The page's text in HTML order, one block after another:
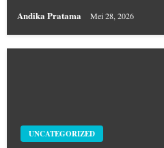
Andika Pratama Mei 28, 2026
UNCATEGORIZED